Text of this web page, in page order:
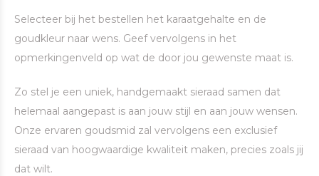
Selecteer bij het bestellen het karaatgehalte en de
goudkleur naar wens. Geef vervolgens in het
opmerkingenveld op wat de door jou gewenste maat is.
Zo stel je een uniek, handgemaakt sieraad samen dat
helemaal aangepast is aan jouw stijl en aan jouw wensen.
Onze ervaren goudsmid zal vervolgens een exclusief
sieraad van hoogwaardige kwaliteit maken, precies zoals jij
dat wilt.